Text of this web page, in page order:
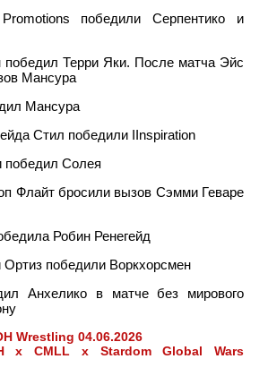
победили Серпентико и
Терри Яки. После матча Эйс
Мансура
Мансура
Стил победили IInspiration
победил Солея
Флайт бросили вызов Сэмми Геваре
Робин Ренегейд
Ортиз победили Воркхорсмен
Анхелико в матче без мирового
Wrestling 04.06.2026
x CMLL x Stardom Global Wars